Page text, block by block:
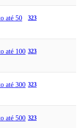
até 50
323
até 100 323
até 300 323
até 500 323